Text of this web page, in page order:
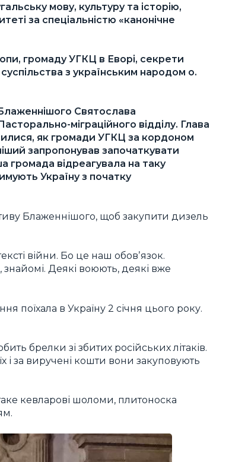
мову, культуру та історію,
за спеціальністю «канонічне
громаду УГКЦ в Еворі, секрети
суспільства з українським народом о.
Святослава
міграційного відділу. Глава
як громади УГКЦ за кордоном
запропонував започаткувати
громада відреагувала на таку
Україну з початку
Блаженнішого, щоб закупити дизель
війни. Бо це наш обовʼязок.
знайомі. Деякі воюють, деякі вже
поїхала в Україну 2 січня цього року.
брелки зі збитих російських літаків.
і за виручені кошти вони закуповують
кевларові шоломи, плитоноска